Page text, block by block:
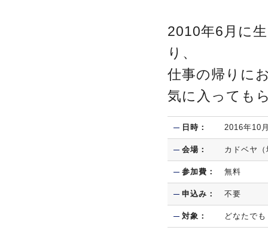
2010年6月に
り、
仕事の帰りに
気に入っても
日時： 2016年10
会場： カドベヤ
参加費： 無料
申込み： 不要
対象： どなたでも